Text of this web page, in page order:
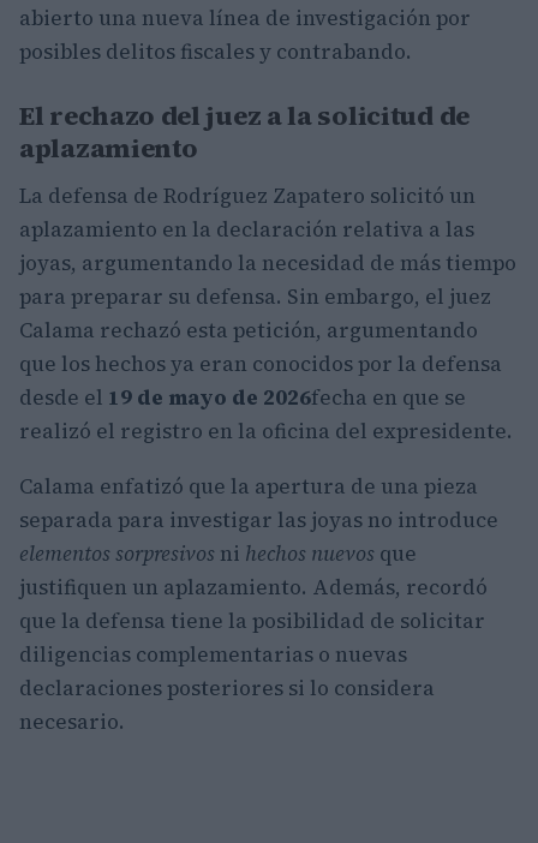
abierto una nueva línea de investigación por
posibles delitos fiscales y contrabando.
El rechazo del juez a la solicitud de
aplazamiento
La defensa de Rodríguez Zapatero solicitó un
aplazamiento en la declaración relativa a las
joyas, argumentando la necesidad de más tiempo
para preparar su defensa. Sin embargo, el juez
Calama rechazó esta petición, argumentando
que los hechos ya eran conocidos por la defensa
desde el 19 de mayo de 2026fecha en que se
realizó el registro en la oficina del expresidente.
Calama enfatizó que la apertura de una pieza
separada para investigar las joyas no introduce
elementos sorpresivos ni hechos nuevos que
justifiquen un aplazamiento. Además, recordó
que la defensa tiene la posibilidad de solicitar
diligencias complementarias o nuevas
declaraciones posteriores si lo considera
necesario.